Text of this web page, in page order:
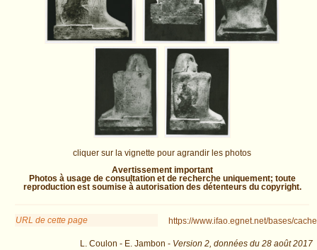
cliquer sur la vignette pour agrandir les photos
Avertissement important
Photos à usage de consultation et de recherche uniquement; toute
reproduction est soumise à autorisation des détenteurs du copyright.
URL de cette page https://www.ifao.egnet.net/bases/
L. Coulon - E. Jambon - Version 2, données du 28 août 2017